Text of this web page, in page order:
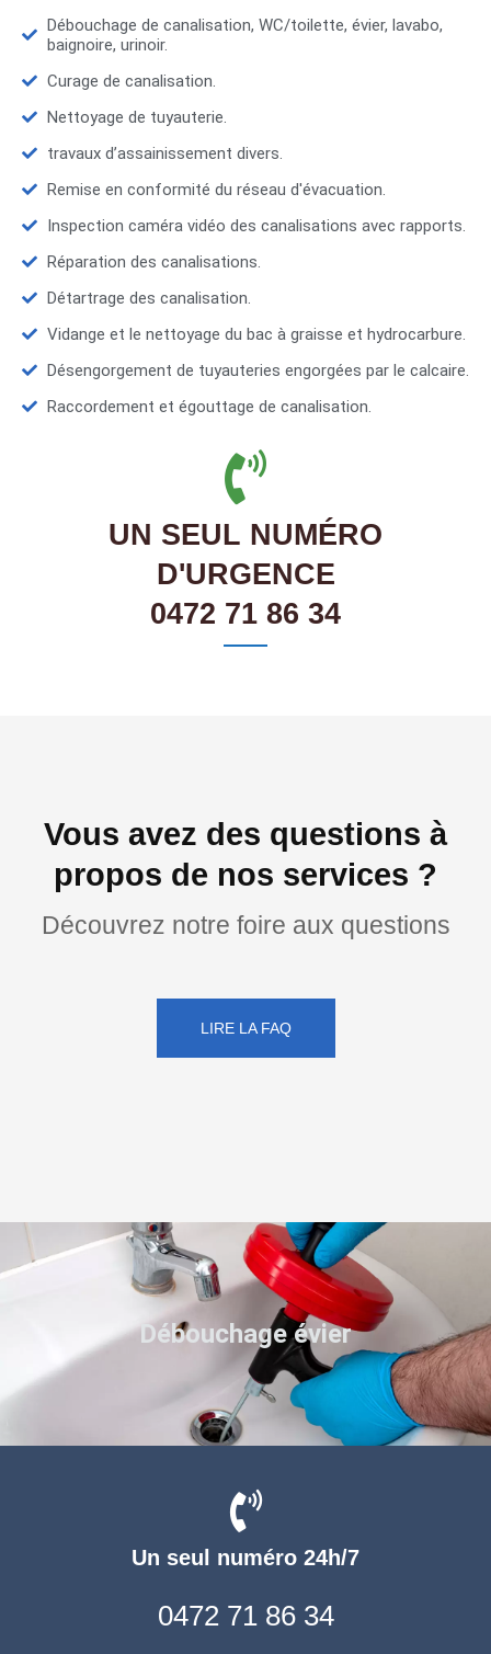
Débouchage de canalisation, WC/toilette, évier, lavabo,
baignoire, urinoir.
Curage de canalisation.
Nettoyage de tuyauterie.
travaux d’assainissement divers.
Remise en conformité du réseau d'évacuation.
Inspection caméra vidéo des canalisations avec rapports.
Réparation des canalisations.
Détartrage des canalisation.
Vidange et le nettoyage du bac à graisse et hydrocarbure.
Désengorgement de tuyauteries engorgées par le calcaire.
Raccordement et égouttage de canalisation.
UN SEUL NUMÉRO
D'URGENCE
0472 71 86 34
Vous avez des questions à
propos de nos services ?
Découvrez notre foire aux questions
LIRE LA FAQ
Un seul numéro 24h/7
0472 71 86 34
Débouchage évier